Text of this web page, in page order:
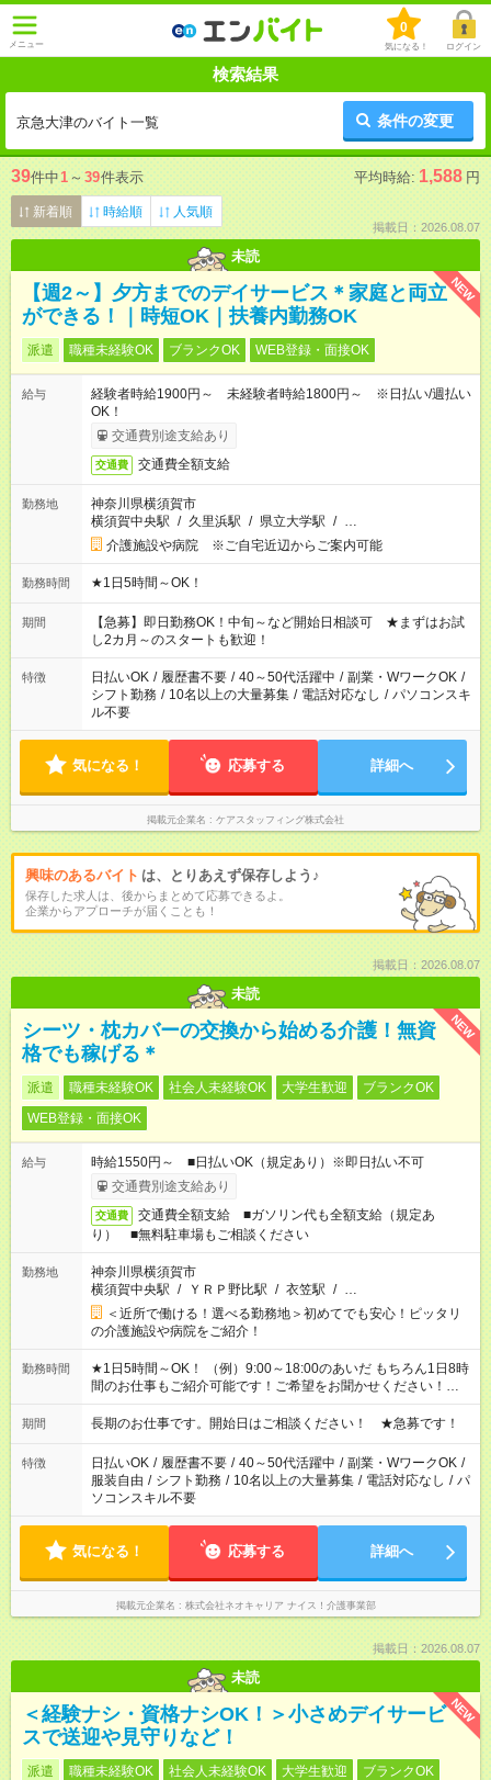
メニュー
0
気になる！ ログイン
検索結果
京急大津のバイト一覧 条件の変更
39件中1 ～ 39件表示 平均時給: 1,588 円
新着順 時給順 人気順
掲載日：2026.08.07
未読
NEW
【週2～】夕方までのデイサービス＊家庭と両立
ができる！｜時短OK｜扶養内勤務OK
派遣 職種未経験OK ブランクOK WEB登録・面接OK
給与
経験者時給1900円～ 未経験者時給1800円～ ※日払い/週払い
OK！
交通費別途支給あり
交通費 交通費全額支給
勤務地
神奈川県横須賀市
横須賀中央駅 / 久里浜駅 / 県立大学駅 / …
介護施設や病院 ※ご自宅近辺からご案内可能
勤務時間 ★1日5時間～OK！
期間
【急募】即日勤務OK！中旬～など開始日相談可 ★まずはお試
し2カ月～のスタートも歓迎！
特徴 日払いOK / 履歴書不要 / 40～50代活躍中 / 副業・WワークOK /
シフト勤務 / 10名以上の大量募集 / 電話対応なし / パソコンスキ
ル不要
気になる！ 応募する 詳細へ
掲載元企業名 ケアスタッフィング株式会社
興味のあるバイト は、とりあえず保存しよう♪
保存した求人は、後からまとめて応募できるよ。
企業からアプローチが届くことも！
掲載日：2026.08.07
未読
NEW
シーツ・枕カバーの交換から始める介護！無資
格でも稼げる＊
派遣 職種未経験OK 社会人未経験OK 大学生歓迎
ブランクOK
WEB登録・面接OK
給与
時給1550円～ ■日払いOK（規定あり）※即日払い不可
交通費別途支給あり
交通費
交通費全額支給 ■ガソリン代も全額支給（規定あ
り） ■無料駐車場もご相談ください
勤務地
神奈川県横須賀市
横須賀中央駅 / ＹＲＰ野比駅 / 衣笠駅 / …
＜近所で働ける！選べる勤務地＞初めてでも安心！ピッタリ
の介護施設や病院をご紹介！
勤務時間
★1日5時間～OK！ （例）9:00～18:00のあいだ もちろん1日8時
間のお仕事もご紹介可能です！ご希望をお聞かせください！★家
庭の都合でお休みが必要な場合も遠慮なくご相談ください。 ※
週最低15時間以上の勤務が必要です
期間 長期のお仕事です。開始日はご相談ください！ ★急募です！
特徴 日払いOK / 履歴書不要 / 40～50代活躍中 / 副業・WワークOK /
服装自由 / シフト勤務 / 10名以上の大量募集 / 電話対応なし / パ
ソコンスキル不要
気になる！ 応募する 詳細へ
掲載元企業名 株式会社ネオキャリア ナイス！介護事業部
掲載日：2026.08.07
未読
NEW
＜経験ナシ・資格ナシOK！＞小さめデイサービ
スで送迎や見守りなど！
派遣 職種未経験OK 社会人未経験OK 大学生歓迎
ブランクOK